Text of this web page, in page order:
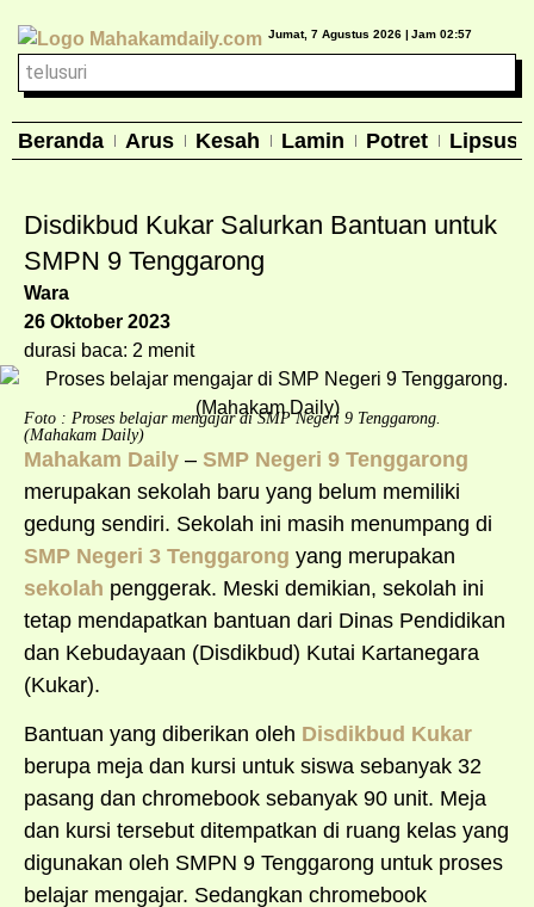
Jumat, 7 Agustus 2026 | Jam 02:57
Beranda Arus Kesah Lamin Potret Lipsus
Disdikbud Kukar Salurkan Bantuan untuk
SMPN 9 Tenggarong
Wara
26 Oktober 2023
durasi baca: 2 menit
Foto : Proses belajar mengajar di SMP Negeri 9 Tenggarong.
(Mahakam Daily)
Mahakam Daily – SMP Negeri 9 Tenggarong
merupakan sekolah baru yang belum memiliki
gedung sendiri. Sekolah ini masih menumpang di
SMP Negeri 3 Tenggarong yang merupakan
sekolah penggerak. Meski demikian, sekolah ini
tetap mendapatkan bantuan dari Dinas Pendidikan
dan Kebudayaan (Disdikbud) Kutai Kartanegara
(Kukar).
Bantuan yang diberikan oleh Disdikbud Kukar
berupa meja dan kursi untuk siswa sebanyak 32
pasang dan chromebook sebanyak 90 unit. Meja
dan kursi tersebut ditempatkan di ruang kelas yang
digunakan oleh SMPN 9 Tenggarong untuk proses
belajar mengajar. Sedangkan chromebook